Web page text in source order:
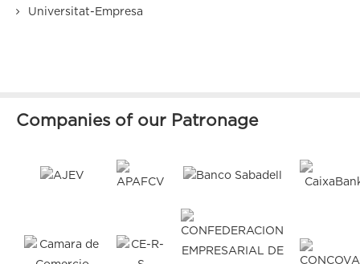
Universitat-Empresa
Companies of our Patronage